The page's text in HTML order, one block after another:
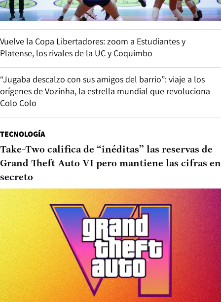
Vuelve la Copa Libertadores: zoom a Estudiantes y
Platense, los rivales de la UC y Coquimbo
“Jugaba descalzo con sus amigos del barrio”: viaje a los
orígenes de Vozinha, la estrella mundial que revoluciona
Colo Colo
TECNOLOGÍA
Take-Two califica de “inéditas” las reservas de
Grand Theft Auto VI pero mantiene las cifras en
secreto